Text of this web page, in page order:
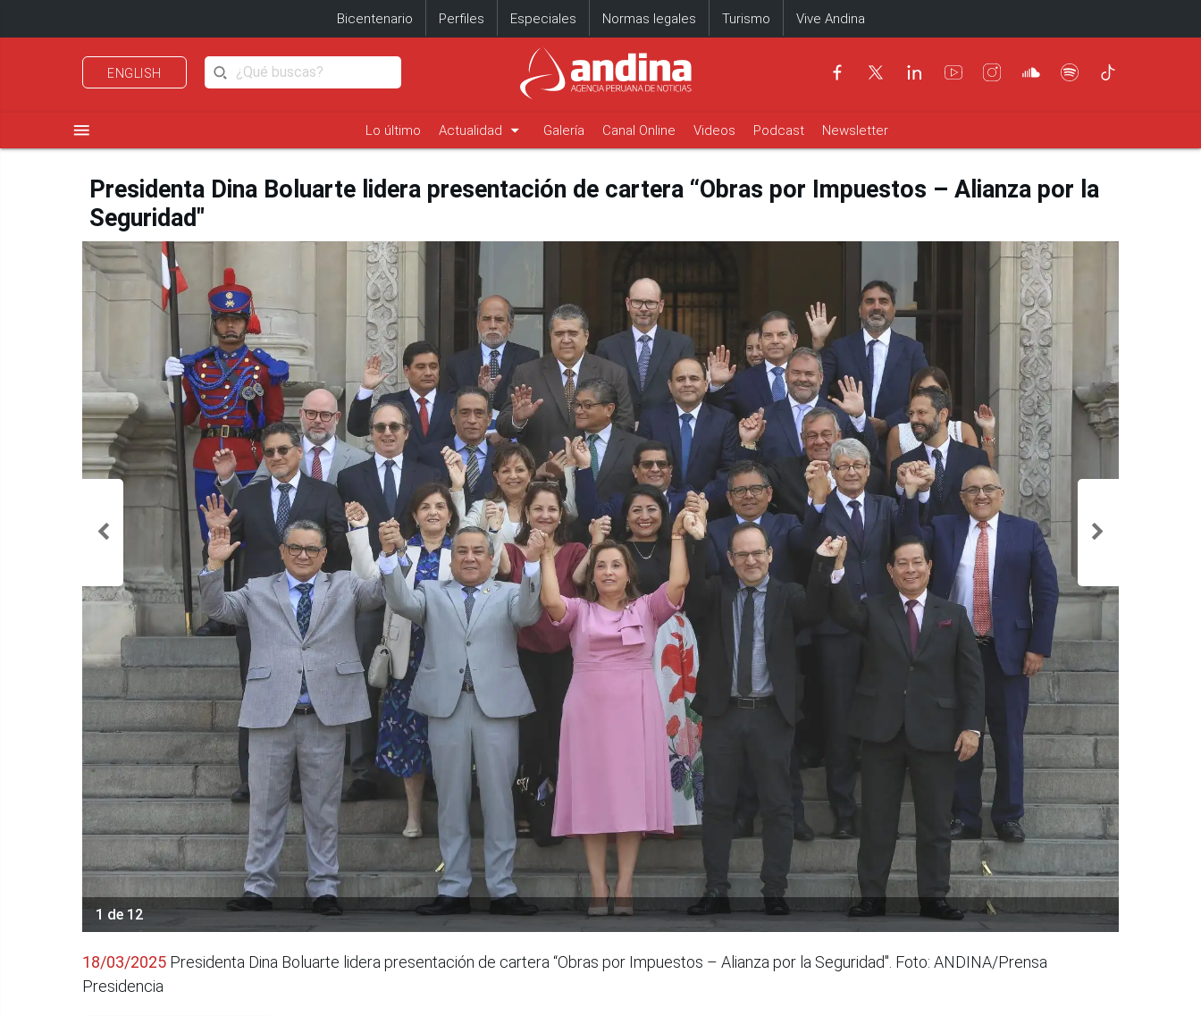
Bicentenario Perfiles Especiales Normas legales Turismo Vive Andina
ENGLISH
menu Lo último Actualidad arrow_drop_down Galería Canal Online Videos Podcast Newsletter
Presidenta Dina Boluarte lidera presentación de cartera “Obras por Impuestos – Alianza por la
Seguridad"
1 de 12
18/03/2025 Presidenta Dina Boluarte lidera presentación de cartera “Obras por Impuestos – Alianza por la Seguridad". Foto: ANDINA/Prensa
Presidencia